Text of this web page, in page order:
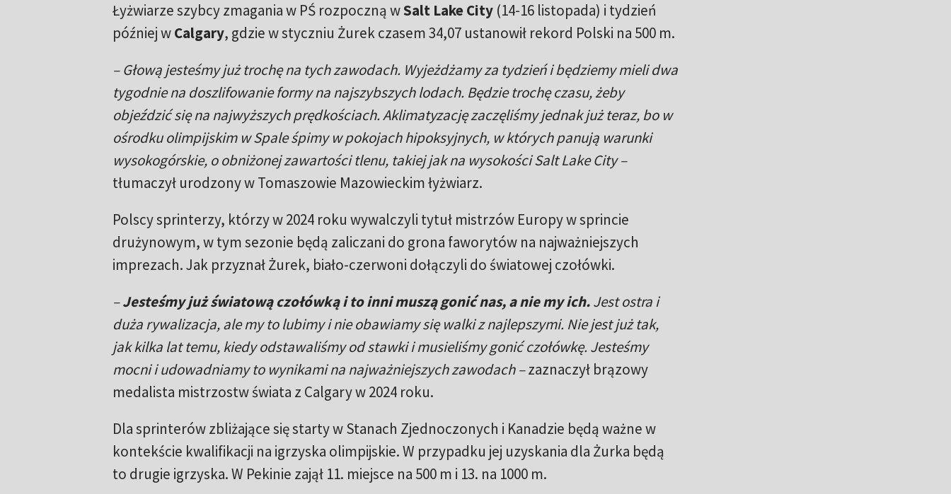
Łyżwiarze szybcy zmagania w PŚ rozpoczną wSalt Lake City(14-16 listopada) i tydzień
później wCalgary, gdzie w styczniu Żurek czasem 34,07 ustanowił rekord Polski na 500 m.
– Głową jesteśmy już trochę na tych zawodach. Wyjeżdżamy za tydzień i będziemy mieli dwa
tygodnie na doszlifowanie formy na najszybszych lodach. Będzie trochę czasu, żeby
objeździć się na najwyższych prędkościach. Aklimatyzację zaczęliśmy jednak już teraz, bo w
ośrodku olimpijskim w Spale śpimy w pokojach hipoksyjnych, w których panują warunki
wysokogórskie, o obniżonej zawartości tlenu, takiej jak na wysokości Salt Lake City –
tłumaczył urodzony w Tomaszowie Mazowieckim łyżwiarz.
Polscy sprinterzy, którzy w 2024 roku wywalczyli tytuł mistrzów Europy w sprincie
drużynowym, w tym sezonie będą zaliczani do grona faworytów na najważniejszych
imprezach. Jak przyznał Żurek, biało-czerwoni dołączyli do światowej czołówki.
–Jesteśmy już światową czołówką i to inni muszą gonić nas, a nie my ich.Jest ostra i
duża rywalizacja, ale my to lubimy i nie obawiamy się walki z najlepszymi. Nie jest już tak,
jak kilka lat temu, kiedy odstawaliśmy od stawki i musieliśmy gonić czołówkę. Jesteśmy
mocni i udowadniamy to wynikami na najważniejszych zawodach –zaznaczył brązowy
medalista mistrzostw świata z Calgary w 2024 roku.
Dla sprinterów zbliżające się starty w Stanach Zjednoczonych i Kanadzie będą ważne w
kontekście kwalifikacji na igrzyska olimpijskie. W przypadku jej uzyskania dla Żurka będą
to drugie igrzyska. W Pekinie zajął 11. miejsce na 500 m i 13. na 1000 m.